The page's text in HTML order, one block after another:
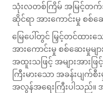
သုံးလတစ်ကြိမ် အမြင့်တက်
ဆိုင်ရာ အားကောင်းမှု စစ်ဆေ
မြေပေါ်တွင် မြှင့်တင်ထား
အားကောင်းမှု စစ်ဆေးမှုမ
အထူးသဖြင့် အများအားဖြ
ကြီးမားသော အခန်းပျ
အလွန်အရေးကြီးပါသည်။